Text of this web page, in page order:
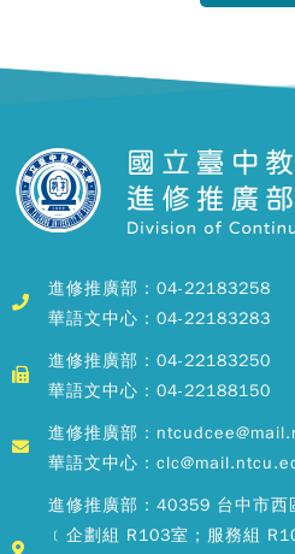
進修推廣部：04-22183258
華語文中心：04-22183283
進修推廣部：04-22183250
華語文中心：04-22188150
進修推廣部：
華語文中心：
進修推廣部：40359 台中市西
﹝企劃組 R103室；服務組